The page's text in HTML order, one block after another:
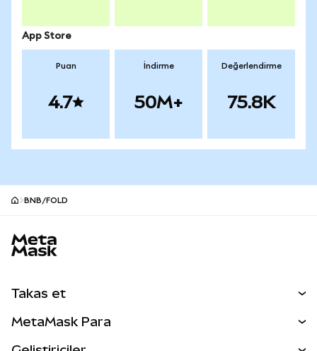
App Store
Puan
4.7
İndirme
50M+
Değerlendirme
75.8K
BNB/FOLD
Takas et
MetaMask Para